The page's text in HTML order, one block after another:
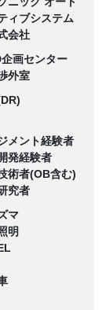
ィブシステム
会社
画センター
外室
メント経験者
発経験者
術者(OB含む)
究者
マ
明